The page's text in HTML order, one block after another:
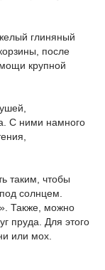
глиняный
после
крупной
С ними намного
таким, чтобы
солнцем.
Также, можно
пруда. Для этого
или мох.